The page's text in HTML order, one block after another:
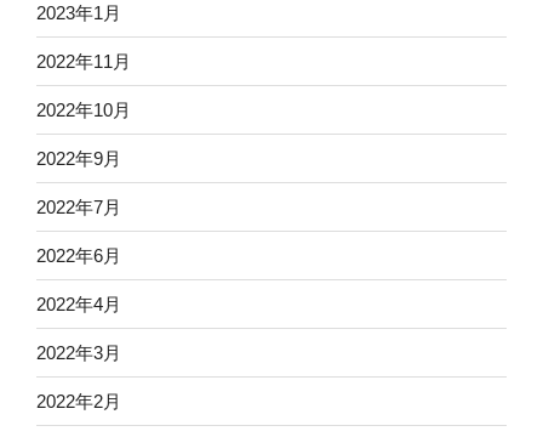
2023年1月
2022年11月
2022年10月
2022年9月
2022年7月
2022年6月
2022年4月
2022年3月
2022年2月